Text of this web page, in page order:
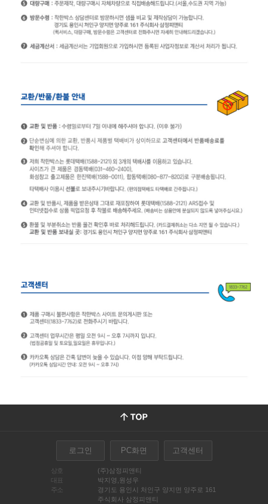
로그인 PC화면 고객센터
상호
(주)삼정피앤티
대표
박지영,원성우
주소
경기도 용인시 처인구 양지면 양주로 161
주식회사 삼정피앤티